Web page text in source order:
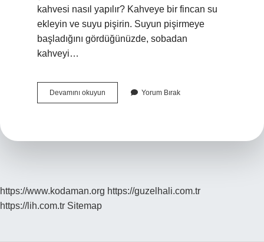
kahvesi nasıl yapılır? Kahveye bir fincan su
ekleyin ve suyu pişirin. Suyun pişirmeye
başladığını gördüğünüzde, sobadan
kahveyi…
Devamını okuyun
Kişilik
Yorum Bırak
https://www.kodaman.org https://guzelhali.com.tr
https://lih.com.tr Sitemap